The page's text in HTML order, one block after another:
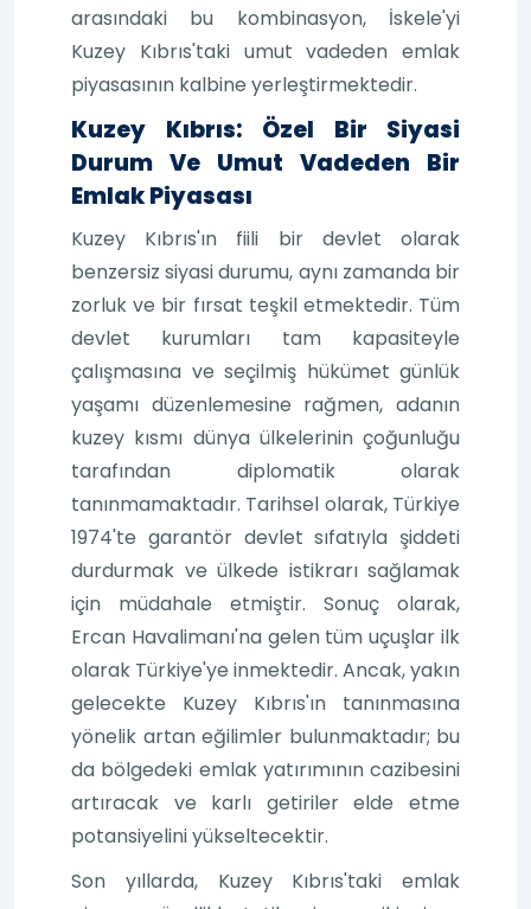
arasındaki bu kombinasyon, İskele'yi
Kuzey Kıbrıs'taki umut vadeden emlak
piyasasının kalbine yerleştirmektedir.
Kuzey Kıbrıs: Özel Bir Siyasi
Durum Ve Umut Vadeden Bir
Emlak Piyasası
Kuzey Kıbrıs'ın fiili bir devlet olarak
benzersiz siyasi durumu, aynı zamanda bir
zorluk ve bir fırsat teşkil etmektedir. Tüm
devlet kurumları tam kapasiteyle
çalışmasına ve seçilmiş hükümet günlük
yaşamı düzenlemesine rağmen, adanın
kuzey kısmı dünya ülkelerinin çoğunluğu
tarafından diplomatik olarak
tanınmamaktadır. Tarihsel olarak, Türkiye
1974'te garantör devlet sıfatıyla şiddeti
durdurmak ve ülkede istikrarı sağlamak
için müdahale etmiştir. Sonuç olarak,
Ercan Havalimanı'na gelen tüm uçuşlar ilk
olarak Türkiye'ye inmektedir. Ancak, yakın
gelecekte Kuzey Kıbrıs'ın tanınmasına
yönelik artan eğilimler bulunmaktadır; bu
da bölgedeki emlak yatırımının cazibesini
artıracak ve karlı getiriler elde etme
potansiyelini yükseltecektir.
Son yıllarda, Kuzey Kıbrıs'taki emlak